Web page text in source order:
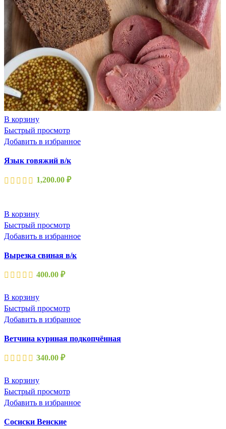
В корзину
Быстрый просмотр
Добавить в избранное
Язык говяжий в/к
1,200.00 ₽
В корзину
Быстрый просмотр
Добавить в избранное
Вырезка свиная в/к
400.00 ₽
В корзину
Быстрый просмотр
Добавить в избранное
Ветчина куриная подкопчённая
340.00 ₽
В корзину
Быстрый просмотр
Добавить в избранное
Сосиски Венские